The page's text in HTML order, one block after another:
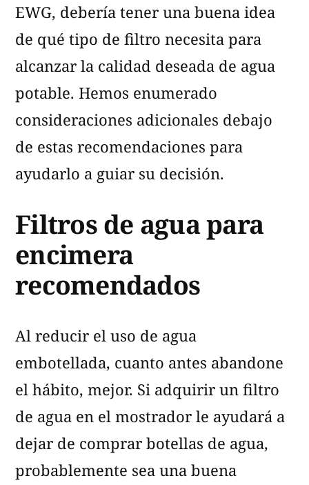
EWG, debería tener una buena idea
de qué tipo de filtro necesita para
alcanzar la calidad deseada de agua
potable. Hemos enumerado
consideraciones adicionales debajo
de estas recomendaciones para
ayudarlo a guiar su decisión.
Filtros de agua para
encimera
recomendados
Al reducir el uso de agua
embotellada, cuanto antes abandone
el hábito, mejor. Si adquirir un filtro
de agua en el mostrador le ayudará a
dejar de comprar botellas de agua,
probablemente sea una buena